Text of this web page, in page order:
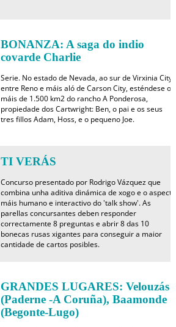
BONANZA: A saga do indio
covarde Charlie
Serie. No estado de Nevada, ao sur de Virxinia City,
entre Reno e máis aló de Carson City, esténdese os
máis de 1.500 km2 do rancho A Ponderosa,
propiedade dos Cartwright: Ben, o pai e os seus
tres fillos Adam, Hoss, e o pequeno Joe.
TI VERÁS
Concurso presentado por Rodrigo Vázquez que
combina unha aditiva dinámica de xogo e o aspecto
máis humano e interactivo do 'talk show'. As
parellas concursantes deben responder
correctamente 8 preguntas e abrir 8 das 10
bonecas rusas xigantes para conseguir a maior
cantidade de cartos posibles.
GRANDES LUGARES: Velouzás
(Paderne -A Coruña), Baamonde
(Begonte-Lugo)